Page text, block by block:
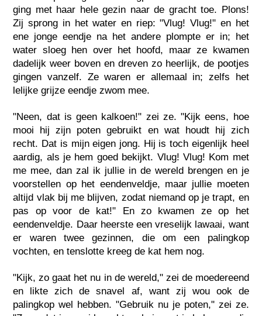
ging met haar hele gezin naar de gracht toe. Plons!
Zij sprong in het water en riep: "Vlug! Vlug!" en het
ene jonge eendje na het andere plompte er in; het
water sloeg hen over het hoofd, maar ze kwamen
dadelijk weer boven en dreven zo heerlijk, de pootjes
gingen vanzelf. Ze waren er allemaal in; zelfs het
lelijke grijze eendje zwom mee.
"Neen, dat is geen kalkoen!" zei ze. "Kijk eens, hoe
mooi hij zijn poten gebruikt en wat houdt hij zich
recht. Dat is mijn eigen jong. Hij is toch eigenlijk heel
aardig, als je hem goed bekijkt. Vlug! Vlug! Kom met
me mee, dan zal ik jullie in de wereld brengen en je
voorstellen op het eendenveldje, maar jullie moeten
altijd vlak bij me blijven, zodat niemand op je trapt, en
pas op voor de kat!" En zo kwamen ze op het
eendenveldje. Daar heerste een vreselijk lawaai, want
er waren twee gezinnen, die om een palingkop
vochten, en tenslotte kreeg de kat hem nog.
"Kijk, zo gaat het nu in de wereld," zei de moedereend
en likte zich de snavel af, want zij wou ook de
palingkop wel hebben. "Gebruik nu je poten," zei ze.